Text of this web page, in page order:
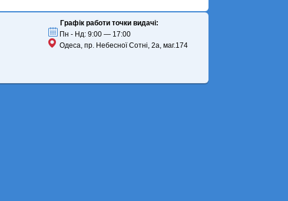
Графік работи точки видачі:
Пн - Нд: 9:00 — 17:00
Одеса, пр. Небесної Сотні, 2а, маг.174